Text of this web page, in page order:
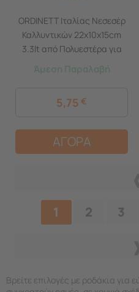
ORDINETT Ιταλίας Νεσεσέρ
Καλλυντικών 22x10x15cm
3.3lt από Πολυεστέρα για
Ταξίδια POCHETTE Γκρι
Άμεση Παραλαβή
5,75 €
ΑΓΟΡΑ
1 2 3
Βρείτε επιλογές με ροδάκια για